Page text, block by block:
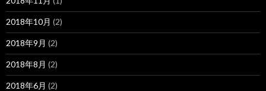
2018年10月 (2)
2018年9月 (2)
2018年8月 (2)
2018年6月 (2)